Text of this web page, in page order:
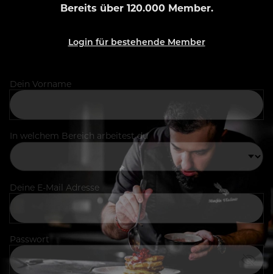
Bereits über 120.000 Member.
Login für bestehende Member
Dein Vorname
In welchem Bereich arbeitest du
Deine E-Mail Adresse
Passwort